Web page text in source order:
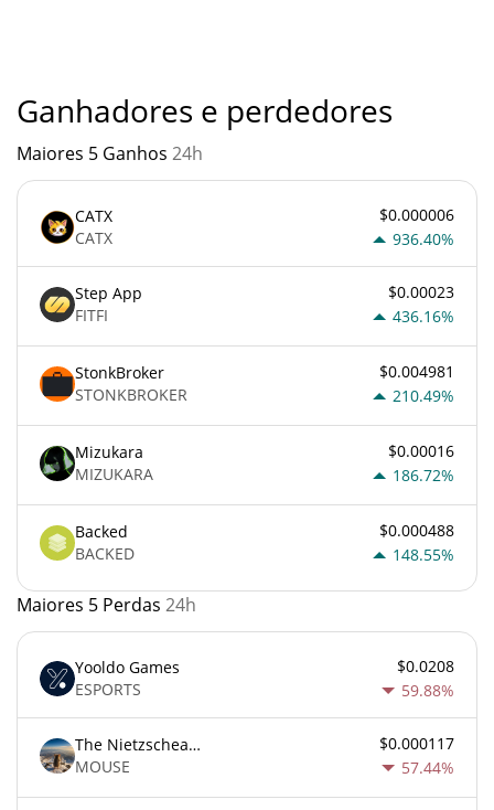
Ganhadores e perdedores
Maiores 5 Ganhos 24h
CATX
CATX
$0.000006
936.40%
Step App
FITFI
$0.00023
436.16%
StonkBroker
STONKBROKER
$0.004981
210.49%
Mizukara
MIZUKARA
$0.00016
186.72%
Backed
BACKED
$0.000488
148.55%
Maiores 5 Perdas 24h
Yooldo Games
ESPORTS
$0.0208
59.88%
The Nietzschean Mouse
MOUSE
$0.000117
57.44%